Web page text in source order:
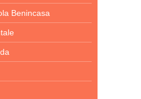
Benincasa